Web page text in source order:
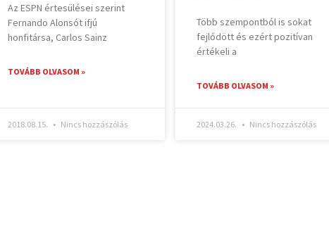
Az ESPN értesülései szerint
Fernando Alonsót ifjú
honfitársa, Carlos Sainz
TOVÁBB OLVASOM »
2018.08.15. Nincs hozzászólás
Több szempontból is sokat
fejlődött és ezért pozitívan
értékeli a
TOVÁBB OLVASOM »
2024.03.26. Nincs hozzászólás